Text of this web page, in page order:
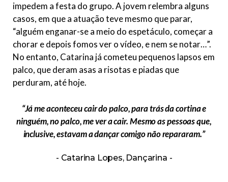
impedem a festa do grupo. A jovem relembra alguns
casos, em que a atuação teve mesmo que parar,
“alguém enganar-se a meio do espetáculo, começar a
chorar e depois fomos ver o vídeo, e nem se notar…”.
No entanto, Catarina já cometeu pequenos lapsos em
palco, que deram asas a risotas e piadas que
perduram, até hoje.
“Já me aconteceu cair do palco, para trás da cortina e
ninguém, no palco, me ver a cair. Mesmo as pessoas que,
inclusive, estavam a dançar comigo não repararam.”
Catarina Lopes, Dançarina